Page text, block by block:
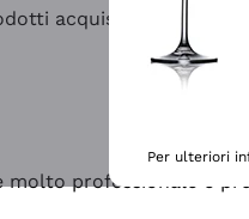
acquistati
molto professionale e
Per ulteriori